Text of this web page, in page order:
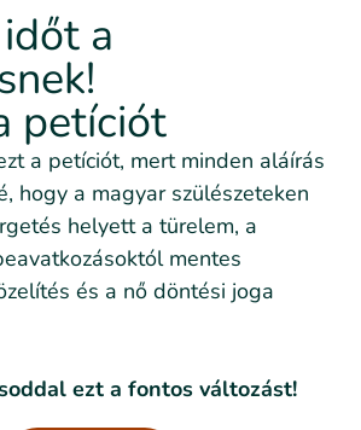
anyagok
hogy mibe
bele – a tájékoztatás
hiánya
e világra! Szeretném leírni az
történetemet, hátha
a
petíciót
a petíciót, mert minden aláírás
hogy a magyar szülészeteken
helyett a türelem, a
mentes
és a nő döntési joga
ezt a fontos változást!